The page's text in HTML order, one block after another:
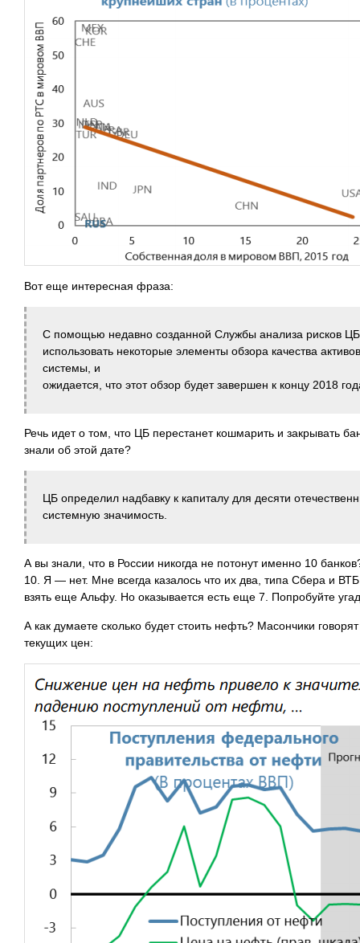
Вот еще интересная фраза:
С помощью недавно созданной Службы анализа рисков
использовать некоторые элементы обзора качества
системы, и
ожидается, что этот обзор будет завершен к концу 2018
Речь идет о том, что ЦБ перестанет кошмарить и закрывать
знали об этой дате?
ЦБ определил надбавку к капиталу для десяти
системную значимость.
А вы знали, что в России никогда не потонут именно 10
10. Я — нет. Мне всегда казалось что их два, типа Сбера и
взять еще Альфу. Но оказывается есть еще 7. Попробуйте
А как думаете сколько будет стоить нефть? Масончики
текущих цен: